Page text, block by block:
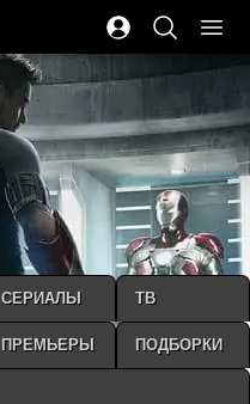
СЕРИАЛЫ ТВ
ПРЕМЬЕРЫ ПОДБОРКИ